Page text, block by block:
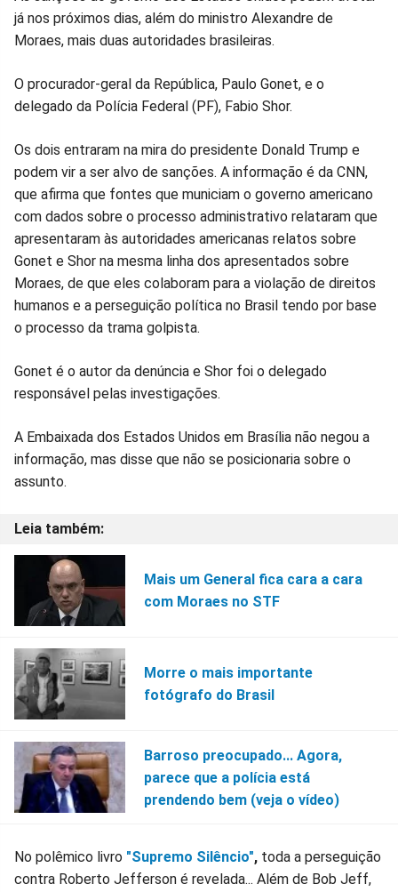
no
Facebook
no
Whatsapp
no
Twitter
no
MessengerTelegram
já nos próximos dias, além do ministro Alexandre de
Moraes, mais duas autoridades brasileiras.
O procurador-geral da República, Paulo Gonet, e o
delegado da Polícia Federal (PF), Fabio Shor.
Os dois entraram na mira do presidente Donald Trump e
podem vir a ser alvo de sanções. A informação é da CNN,
que afirma que fontes que municiam o governo americano
com dados sobre o processo administrativo relataram que
apresentaram às autoridades americanas relatos sobre
Gonet e Shor na mesma linha dos apresentados sobre
Moraes, de que eles colaboram para a violação de direitos
humanos e a perseguição política no Brasil tendo por base
o processo da trama golpista.
Gonet é o autor da denúncia e Shor foi o delegado
responsável pelas investigações.
A Embaixada dos Estados Unidos em Brasília não negou a
informação, mas disse que não se posicionaria sobre o
assunto.
Mais um General fica cara a cara
com Moraes no STF
Morre o mais importante
fotógrafo do Brasil
Barroso preocupado... Agora,
parece que a polícia está
prendendo bem (veja o vídeo)
No polêmico livro "Supremo Silêncio", toda a perseguição
contra Roberto Jefferson é revelada... Além de Bob Jeff,